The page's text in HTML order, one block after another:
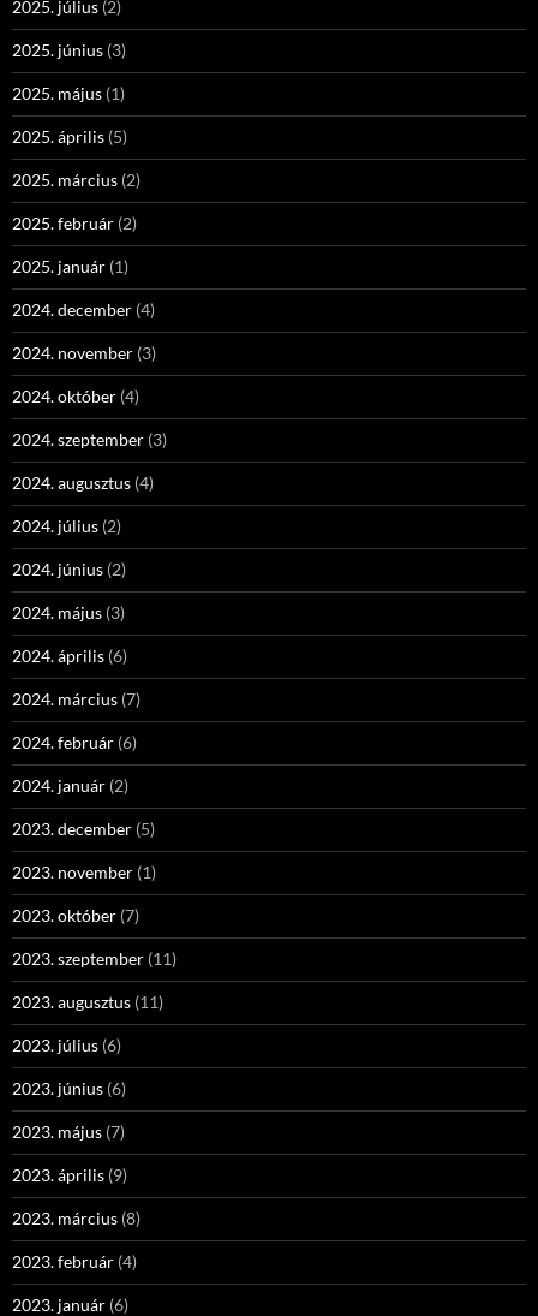
2025. július (2)
2025. június (3)
2025. május (1)
2025. április (5)
2025. március (2)
2025. február (2)
2025. január (1)
2024. december (4)
2024. november (3)
2024. október (4)
2024. szeptember (3)
2024. augusztus (4)
2024. július (2)
2024. június (2)
2024. május (3)
2024. április (6)
2024. március (7)
2024. február (6)
2024. január (2)
2023. december (5)
2023. november (1)
2023. október (7)
2023. szeptember (11)
2023. augusztus (11)
2023. július (6)
2023. június (6)
2023. május (7)
2023. április (9)
2023. március (8)
2023. február (4)
2023. január (6)